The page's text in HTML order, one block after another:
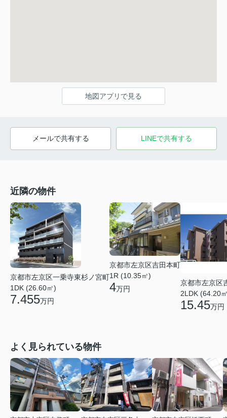
地図アプリで見る
メールで共有する LINEで共有する
近隣の物件
京都市左京区一乗寺東杉ノ宮町
1DK (26.60㎡)
7.455万円
京都市左京区吉田本町
1R (10.35㎡)
4万円
京都市左京区
2LDK (64.20
15.45万円
よく見られている物件